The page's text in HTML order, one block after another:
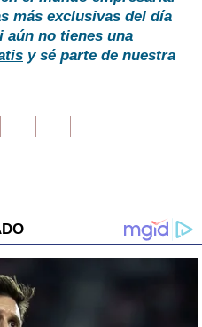
más exclusivas del día
aún no tienes una
y sé parte de nuestra